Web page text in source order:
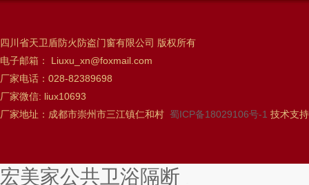
四川省天卫盾防火防盗门窗有限公司 版权所有
电子邮箱： Liuxu_xn@foxmail.com
厂家电话：028-82389698
厂家微信: liux10693
厂家地址：成都市崇州市三江镇仁和村 蜀ICP备18029106号-1 技术支
宏美家公共卫浴隔断